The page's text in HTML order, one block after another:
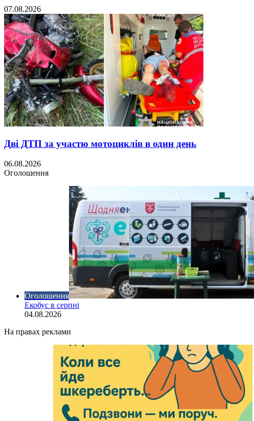
07.08.2026
Дві ДТП за участю мотоциклів в один день
06.08.2026
Оголошення
Оголошення
Екобус в серпні
04.08.2026
На правах реклами